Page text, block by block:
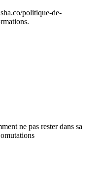
politique-de-
ne pas rester dans sa